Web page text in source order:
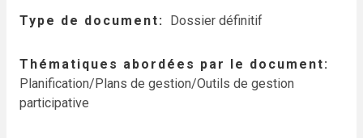
Type de document Dossier définitif
Thématiques abordées par le document
Planification/Plans de gestion/Outils de gestion
participative